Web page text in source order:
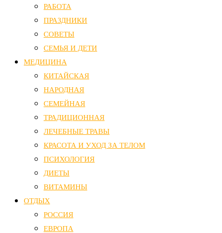
РАБОТА
ПРАЗДНИКИ
СОВЕТЫ
СЕМЬЯ И ДЕТИ
МЕДИЦИНА
КИТАЙСКАЯ
НАРОДНАЯ
СЕМЕЙНАЯ
ТРАДИЦИОННАЯ
ЛЕЧЕБНЫЕ ТРАВЫ
КРАСОТА И УХОД ЗА ТЕЛОМ
ПСИХОЛОГИЯ
ДИЕТЫ
ВИТАМИНЫ
ОТДЫХ
РОССИЯ
ЕВРОПА